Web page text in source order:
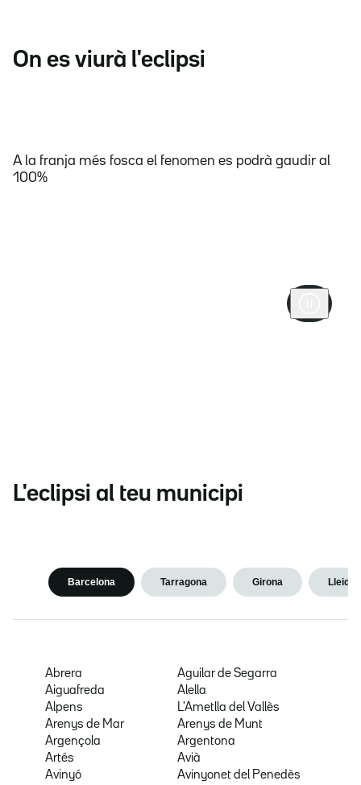
On es viurà l'eclipsi
A la franja més fosca el fenomen es podrà gaudir al
100%
L'eclipsi al teu municipi
Barcelona Tarragona Girona Lleida
Abrera
Aguilar de Segarra
Aiguafreda
Alella
Alpens
L'Ametlla del Vallès
Arenys de Mar
Arenys de Munt
Argençola
Argentona
Artés
Avià
Avinyó
Avinyonet del Penedès